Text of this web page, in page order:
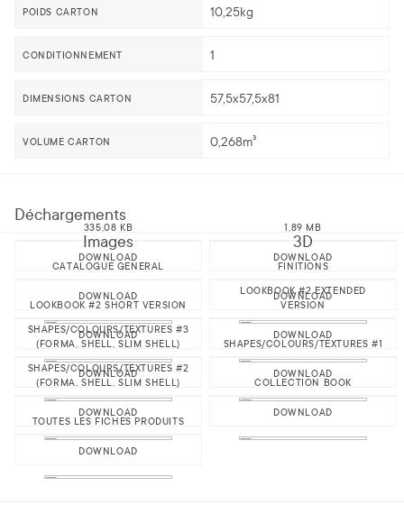
POIDS CARTON 10,25kg
CONDITIONNEMENT 1
DIMENSIONS CARTON 57,5x57,5x81
VOLUME CARTON 0,268m³
Déchargements
Images
335,08 KB
DOWNLOAD
3D
1,89 MB
DOWNLOAD
CATALOGUE GENERAL
DOWNLOAD
FINITIONS
DOWNLOAD
LOOKBOOK #2 SHORT VERSION
DOWNLOAD
LOOKBOOK #2 EXTENDED
VERSION
DOWNLOAD
SHAPES/COLOURS/TEXTURES #3
(FORMA, SHELL, SLIM SHELL)
DOWNLOAD
SHAPES/COLOURS/TEXTURES #1
DOWNLOAD
SHAPES/COLOURS/TEXTURES #2
(FORMA, SHELL, SLIM SHELL)
DOWNLOAD
COLLECTION BOOK
DOWNLOAD
TOUTES LES FICHES PRODUITS
DOWNLOAD